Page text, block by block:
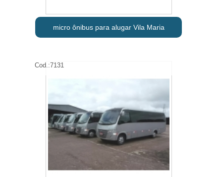
micro ônibus para alugar Vila Maria
Cod.:7131